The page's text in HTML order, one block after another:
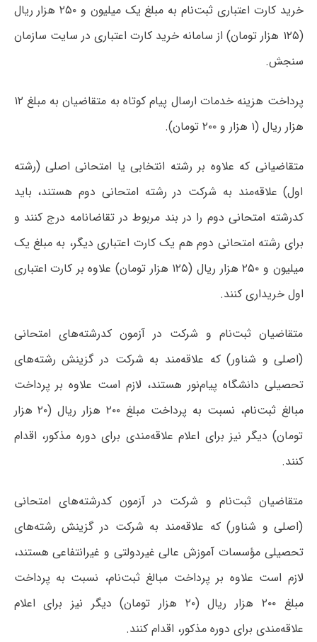
خرید کارت اعتباری ثبت‌نام به مبلغ یک میلیون و ۲۵۰ هزار ریال
(۱۲۵ هزار تومان) از سامانه خرید کارت اعتباری در سایت سازمان
سنجش.
پرداخت هزینه خدمات ارسال پیام کوتاه به متقاضیان به مبلغ ۱۲
هزار ریال (۱ هزار و ۲۰۰ تومان).
متقاضیانی که علاوه بر رشته انتخابی یا امتحانی اصلی (رشته
اول‌) علاقه‌مند به شرکت در رشته امتحانی دوم هستند، باید
کدرشته امتحانی دوم را در بند مربوط در تقاضانامه درج کنند و
برای رشته امتحانی دوم هم یک کارت اعتباری دیگر، به مبلغ یک
میلیون و ۲۵۰ هزار ریال (۱۲۵ هزار تومان) علاوه بر کارت اعتباری
اول خریداری کنند.
متقاضیان ثبت‌نام و شرکت در آزمون کدرشته‌های امتحانی
(اصلی و شناور) که علاقه‌مند به شرکت در گزینش رشته‌های
تحصیلی دانشگاه پیام‌نور هستند، لازم است علاوه بر پرداخت
مبالغ ثبت‌نام، نسبت به پرداخت مبلغ ۲۰۰ هزار ریال (۲۰ هزار
تومان) دیگر نیز برای اعلام علاقه‌مندی برای دوره مذکور، اقدام
کنند.
متقاضیان ثبت‌نام و شرکت در آزمون کدرشته‌های امتحانی
(اصلی و شناور) که علاقه‌مند به شرکت در گزینش رشته‌های
تحصیلی مؤسسات آموزش عالی غیردولتی و غیرانتفاعی هستند،
لازم است علاوه بر پرداخت مبالغ ثبت‌نام، نسبت به پرداخت
مبلغ ۲۰۰ هزار ریال (۲۰ هزار تومان) دیگر نیز برای اعلام
علاقه‌مندی برای دوره مذکور، اقدام کنند.